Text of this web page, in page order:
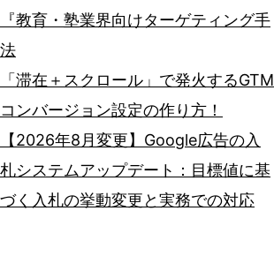
『教育・塾業界向けターゲティング手
法
「滞在＋スクロール」で発火するGTM
コンバージョン設定の作り方！
【2026年8月変更】Google広告の入
札システムアップデート：目標値に基
づく入札の挙動変更と実務での対応